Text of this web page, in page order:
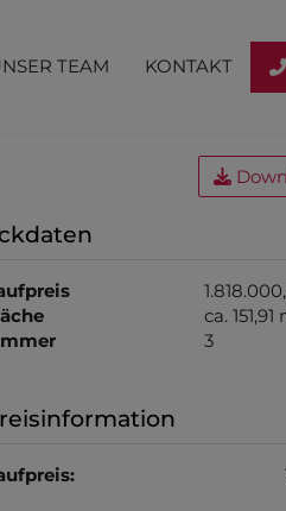
TEAM KONTAKT
ca. 151,91
3